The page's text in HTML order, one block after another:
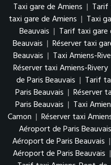
Taxi gare de Amiens | Tarif
taxi gare de Amiens | Taxi
Beauvais | Tarif taxi gare
Beauvais | Réserver taxi
Beauvais | Taxi Amiens-
Réserver taxi Amiens-Rivery
de Paris Beauvais | Tarif
Paris Beauvais | Réserver
Paris Beauvais | Taxi
Camon | Réserver taxi
Aéroport de Paris Beauvais
Aéroport de Paris Beauvais |
Aéroport de Paris Beauvais |